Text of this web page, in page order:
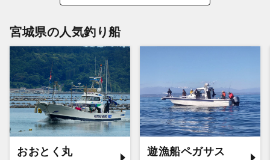
宮城県の人気釣り船
おおとく丸 遊漁船ペガサス